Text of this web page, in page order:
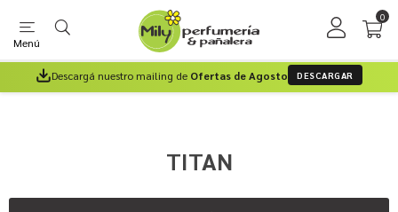
Menú
0
Descargá nuestro mailing de Ofertas de Agosto DESCARGAR
TITAN